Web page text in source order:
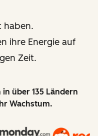
haben.
ihre Energie auf
Zeit.
über 135 Ländern
Wachstum.